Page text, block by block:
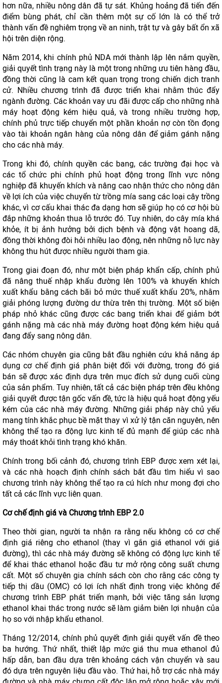
hơn nữa, nhiều nông dân đã tự sát. Khủng hoảng đã tiến đến
điểm bùng phát, chỉ cần thêm một sự cố lớn là có thể trở
thành vấn đề nghiêm trọng về an ninh, trật tự và gây bất ổn xã
hội trên diện rộng.
Năm 2014, khi chính phủ NDA mới thành lập lên nắm quyền,
giải quyết tình trạng này là một trong những ưu tiên hàng đầu,
đồng thời cũng là cam kết quan trọng trong chiến dịch tranh
cử. Nhiều chương trình đã được triển khai nhằm thúc đẩy
ngành đường. Các khoản vay ưu đãi được cấp cho những nhà
máy hoạt động kém hiệu quả, và trong nhiều trường hợp,
chính phủ trực tiếp chuyển một phần khoản nợ còn tồn đọng
vào tài khoản ngân hàng của nông dân để giảm gánh nặng
cho các nhà máy.
Trong khi đó, chính quyền các bang, các trường đại học và
các tổ chức phi chính phủ hoạt động trong lĩnh vực nông
nghiệp đã khuyến khích và nâng cao nhận thức cho nông dân
về lợi ích của việc chuyển từ trồng mía sang các loại cây trồng
khác, vì cơ cấu khai thác đa dạng hơn sẽ giúp họ có cơ hội bù
đắp những khoản thua lỗ trước đó. Tuy nhiên, do cây mía khá
khỏe, ít bị ảnh hưởng bởi dịch bệnh và động vật hoang dã,
đồng thời không đòi hỏi nhiều lao động, nên những nỗ lực này
không thu hút được nhiều người tham gia.
Trong giai đoạn đó, như một biện pháp khẩn cấp, chính phủ
đã nâng thuế nhập khẩu đường lên 100% và khuyến khích
xuất khẩu bằng cách bãi bỏ mức thuế xuất khẩu 20%, nhằm
giải phóng lượng đường dư thừa trên thị trường. Một số biện
pháp nhỏ khác cũng được các bang triển khai để giảm bớt
gánh nặng mà các nhà máy đường hoạt động kém hiệu quả
đang đẩy sang nông dân.
Các nhóm chuyên gia cũng bắt đầu nghiên cứu khả năng áp
dụng cơ chế định giá phân biệt đối với đường, trong đó giá
bán sẽ được xác định dựa trên mục đích sử dụng cuối cùng
của sản phẩm. Tuy nhiên, tất cả các biện pháp trên đều không
giải quyết được tận gốc vấn đề, tức là hiệu quả hoạt động yếu
kém của các nhà máy đường. Những giải pháp này chủ yếu
mang tính khắc phục bề mặt thay vì xử lý tận căn nguyên, nên
không thể tạo ra động lực kinh tế đủ mạnh để giúp các nhà
máy thoát khỏi tình trạng khó khăn.
Chính trong bối cảnh đó, chương trình EBP được xem xét lại,
và các nhà hoạch định chính sách bắt đầu tìm hiểu vì sao
chương trình này không thể tạo ra cú hích như mong đợi cho
tất cả các lĩnh vực liên quan.
Cơ chế định giá và Chương trình EBP 2.0
Theo thời gian, người ta nhận ra rằng nếu không có cơ chế
định giá riêng cho ethanol (thay vì gắn giá ethanol với giá
đường), thì các nhà máy đường sẽ không có động lực kinh tế
để khai thác ethanol hoặc đầu tư mở rộng công suất chưng
cất. Một số chuyên gia chính sách còn cho rằng các công ty
tiếp thị dầu (OMC) có lợi ích nhất định trong việc không để
chương trình EBP phát triển mạnh, bởi việc tăng sản lượng
ethanol khai thác trong nước sẽ làm giảm biên lợi nhuận của
họ so với nhập khẩu ethanol.
Tháng 12/2014, chính phủ quyết định giải quyết vấn đề theo
ba hướng. Thứ nhất, thiết lập mức giá thu mua ethanol đủ
hấp dẫn, ban đầu dựa trên khoảng cách vận chuyển và sau
đó dựa trên nguyên liệu đầu vào. Thứ hai, hỗ trợ các nhà máy